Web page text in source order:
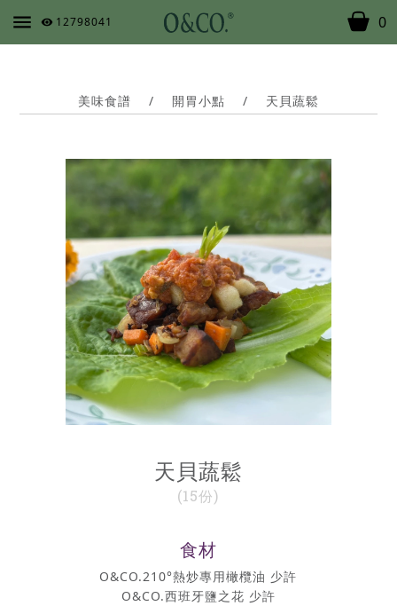
12798041 0
美味食譜 / 開胃小點 / 天貝蔬鬆
天貝蔬鬆
(15份)
食材
O&CO.210°熱炒專用橄欖油 少許
O&CO.西班牙鹽之花 少許